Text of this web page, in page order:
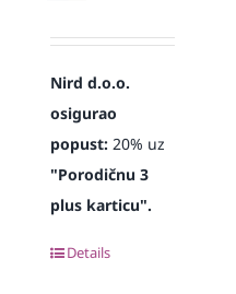
Nird d.o.o.
osigurao
popust:20% uz
"Porodičnu 3
plus karticu".
Details